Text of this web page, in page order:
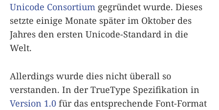
Unicode Consortium gegründet wurde. Dieses
setzte einige Monate später im Oktober des
Jahres den ersten Unicode-Standard in die
Welt.
Allerdings wurde dies nicht überall so
verstanden. In der TrueType Spezifikation in
Version 1.0 für das entsprechende Font-Format